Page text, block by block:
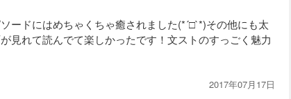
ードにはめちゃくちゃ癒されました(*´□`*)その他にも太
見れて読んでて楽しかったです！文ストのすっごく魅力
2017年07月17日